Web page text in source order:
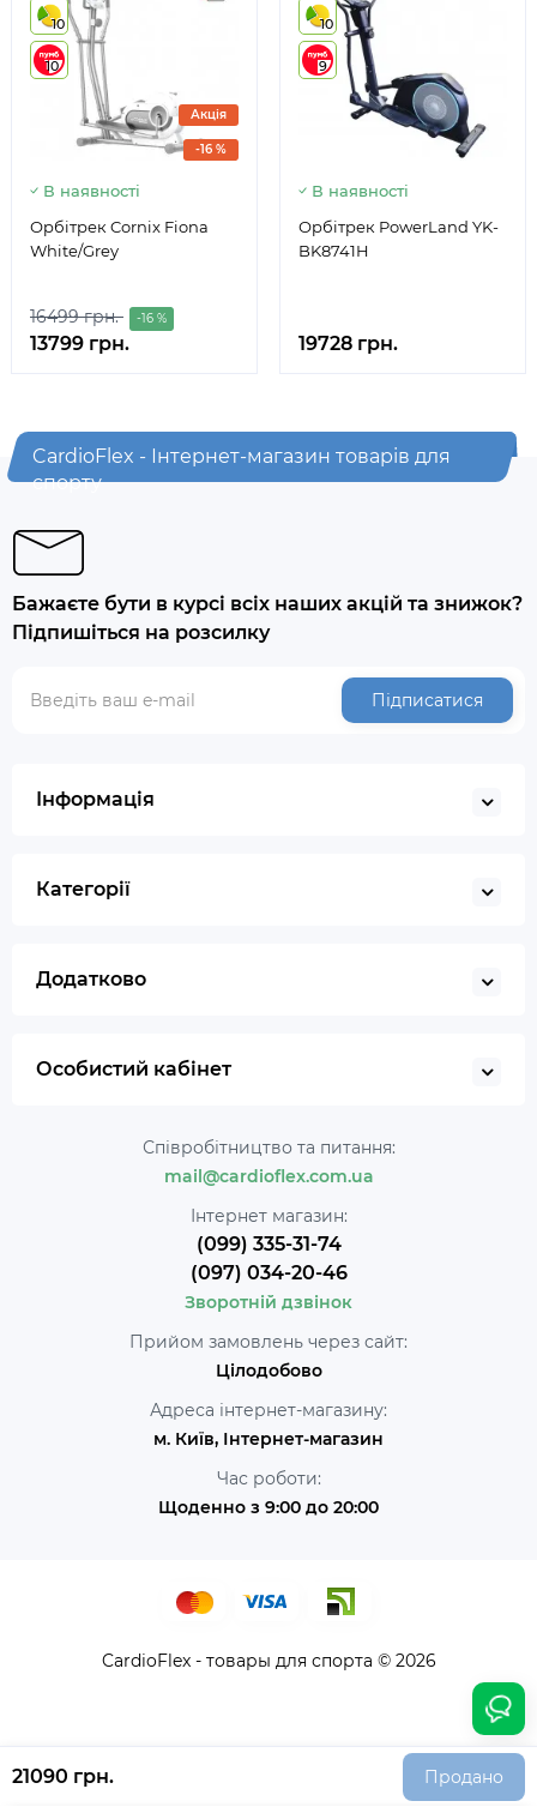
10
10
-16 %
Акція
В наявності
Орбітрек Cornix Fiona
White/Grey
16499 грн. -16 %
13799 грн.
10
9
В наявності
Орбітрек PowerLand YK-
BK8741H
19728 грн.
21090 грн. Продано
CardioFlex - Інтернет-магазин товарів для
спорту
Бажаєте бути в курсі всіх наших акцій та знижок?
Підпишіться на розсилку
Підписатися
Інформація
Категорії
Додатково
Особистий кабінет
Співробітництво та питання:
mail@cardioflex.com.ua
Інтернет магазин:
(099) 335-31-74
(097) 034-20-46
Зворотній дзвінок
Прийом замовлень через сайт:
Цілодобово
Адреса інтернет-магазину:
м. Київ, Інтернет-магазин
Час роботи:
Щоденно з 9:00 до 20:00
CardioFlex - товары для спорта © 2026